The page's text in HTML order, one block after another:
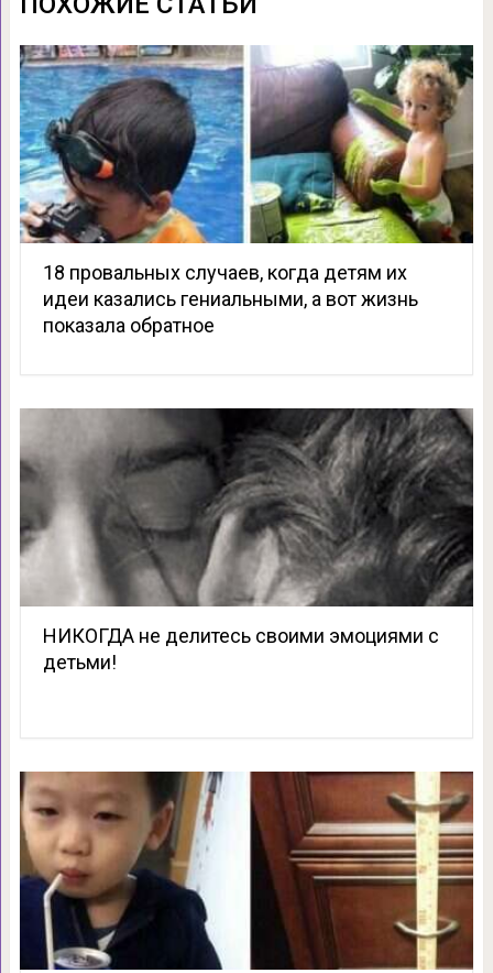
18 провальных случаев, когда детям их
идеи казались гениальными, а вот жизнь
показала обратное
НИКОГДА не делитесь своими эмоциями с
детьми!